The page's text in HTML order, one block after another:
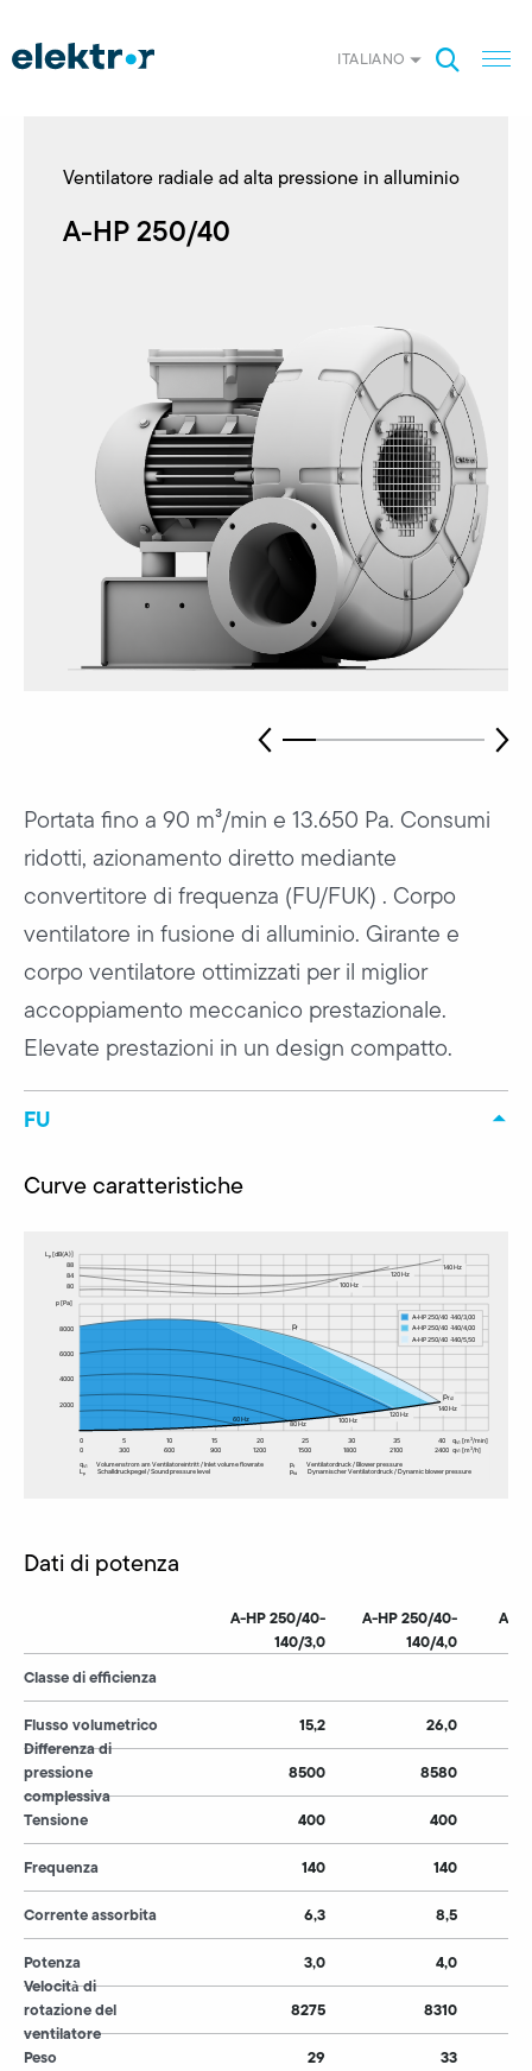
ITALIANO
Ventilatore radiale ad alta pressione in alluminio
A-HP 250/40
Portata fino a 90 m³/min e 13.650 Pa. Consumi
ridotti, azionamento diretto mediante
convertitore di frequenza (FU/FUK) . Corpo
ventilatore in fusione di alluminio. Girante e
corpo ventilatore ottimizzati per il miglior
accoppiamento meccanico prestazionale.
Elevate prestazioni in un design compatto.
FU
Curve caratteristiche
Dati di potenza
Classe di efficienza
Flusso volumetrico
Differenza di
pressione
complessiva
Tensione
Frequenza
Corrente assorbita
Potenza
Velocità di
rotazione del
ventilatore
Peso
A-HP 250/40-
140/3,0
15,2
8500
400
140
6,3
3,0
8275
29
A-HP 250/40-
140/4,0
26,0
8580
400
140
8,5
4,0
8310
33
A-